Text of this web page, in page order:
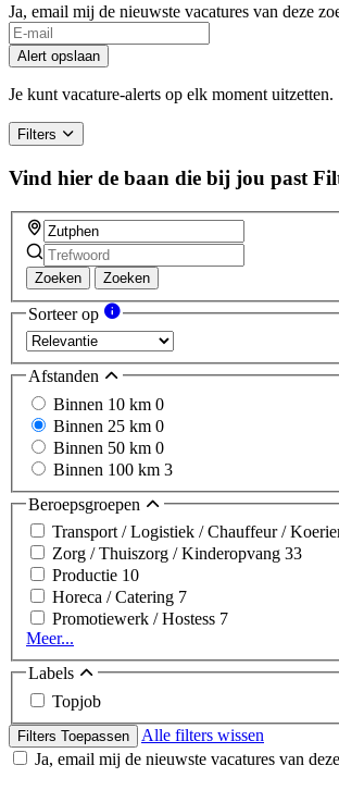
Ja, email mij de nieuwste vacatures van deze
Alert opslaan
Je kunt vacature-alerts op elk moment uitzetten.
Filters
Vind hier de baan die bij jou past
Zoeken Zoeken
Sorteer op
Afstanden
Binnen 10 km 0
Binnen 25 km 0
Binnen 50 km 0
Binnen 100 km 3
Beroepsgroepen
Transport / Logistiek / Chauffeur /
Zorg / Thuiszorg / Kinderopvang 33
Productie 10
Horeca / Catering 7
Promotiewerk / Hostess 7
Meer...
Labels
Topjob
Filters Toepassen
Alle filters wissen
Ja, email mij de nieuwste vacatures van